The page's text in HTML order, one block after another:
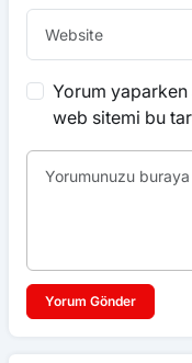
Yorum yaparken
web sitemi bu
Yorum Gönder